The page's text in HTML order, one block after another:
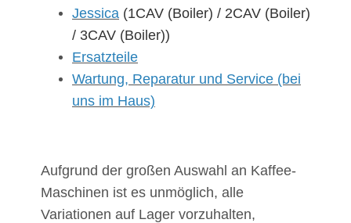
Jessica (1CAV (Boiler) / 2CAV (Boiler)
/ 3CAV (Boiler))
Ersatzteile
Wartung, Reparatur und Service (bei
uns im Haus)
Aufgrund der großen Auswahl an Kaffee-
Maschinen ist es unmöglich, alle
Variationen auf Lager vorzuhalten,